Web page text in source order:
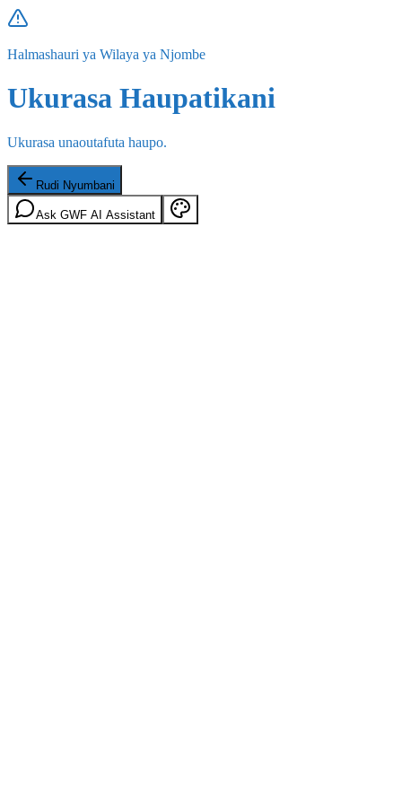
Halmashauri ya Wilaya ya Njombe
Ukurasa Haupatikani
Ukurasa unaoutafuta haupo.
Rudi Nyumbani
Ask GWF AI Assistant